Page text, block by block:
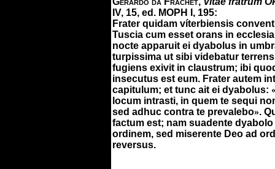
IV, 15, ed. MOPH I, 195:
Frater quidam víterbiensis
Tuscia cum esset orans in
nocte apparuit ei dyabolus in
turpissima ut sibi videbatur
fugiens exivit in claustrum; ibi
insecutus est eum. Frater autem
capitulum; et tunc ait ei dyabolus:
locum intrasti, in quem te sequi
sed adhuc contra te prevalebo».
factum est; nam suadente
ordinem, sed miserente Deo ad
reversus.